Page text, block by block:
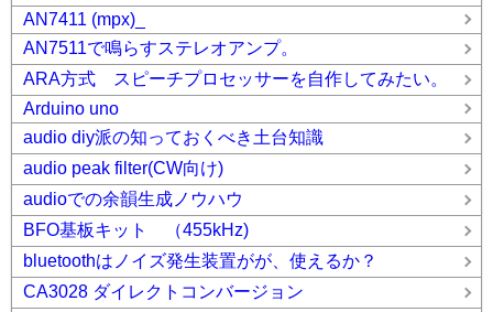
AN7411 (mpx)_
AN7511で鳴らすステレオアンプ。
ARA方式 スピーチプロセッサーを自作してみたい。
Arduino uno
audio diy派の知っておくべき土台知識
audio peak filter(CW向け)
audioでの余韻生成ノウハウ
BFO基板キット （455kHz)
bluetoothはノイズ発生装置がが、使えるか？
CA3028 ダイレクトコンバージョン